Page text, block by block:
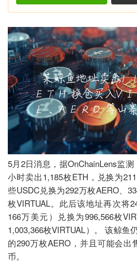
5月2日消息，据OnChainLens监
小时卖出1,185枚ETH，兑换为
些USDC兑换为292万枚AERO、
枚VIRTUAL。此后该地址再次将
166万美元）兑换为996,566枚
1,003,366枚VIRTUAL）。 该鲸鱼
的290万枚AERO，并且可能会
币。